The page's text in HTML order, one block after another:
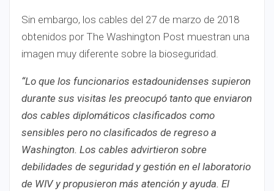
Sin embargo, los cables del 27 de marzo de 2018
obtenidos por The Washington Post muestran una
imagen muy diferente sobre la bioseguridad.
“Lo que los funcionarios estadounidenses supieron
durante sus visitas les preocupó tanto que enviaron
dos cables diplomáticos clasificados como
sensibles pero no clasificados de regreso a
Washington. Los cables advirtieron sobre
debilidades de seguridad y gestión en el laboratorio
de WIV y propusieron más atención y ayuda. El